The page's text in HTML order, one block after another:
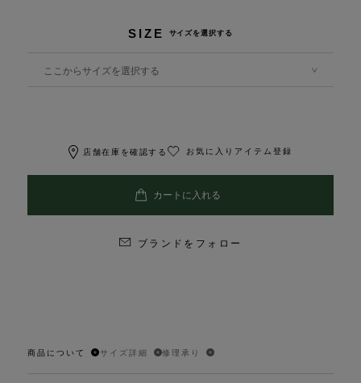
SIZE サイズを選択する
ここからサイズを選択する
店舗在庫を確認する お気に入りアイテム登録
ブランドをフォロー
商品について サイズ詳細 修理承り